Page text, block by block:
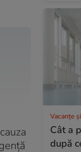
Vacanțe
Cât a
după